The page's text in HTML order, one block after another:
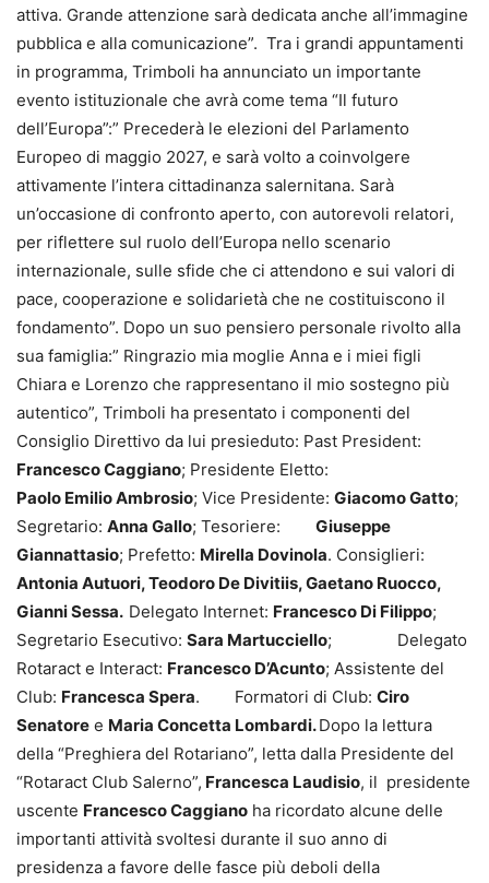
attiva. Grande attenzione sarà dedicata anche all’immagine
pubblica e alla comunicazione”. Tra i grandi appuntamenti
in programma, Trimboli ha annunciato un importante
evento istituzionale che avrà come tema “Il futuro
dell’Europa”:” Precederà le elezioni del Parlamento
Europeo di maggio 2027, e sarà volto a coinvolgere
attivamente l’intera cittadinanza salernitana. Sarà
un’occasione di confronto aperto, con autorevoli relatori,
per riflettere sul ruolo dell’Europa nello scenario
internazionale, sulle sfide che ci attendono e sui valori di
pace, cooperazione e solidarietà che ne costituiscono il
fondamento”. Dopo un suo pensiero personale rivolto alla
sua famiglia:” Ringrazio mia moglie Anna e i miei figli
Chiara e Lorenzo che rappresentano il mio sostegno più
autentico”, Trimboli ha presentato i componenti del
Consiglio Direttivo da lui presieduto: Past President:
Francesco Caggiano; Presidente Eletto:
Paolo Emilio Ambrosio; Vice Presidente: Giacomo Gatto;
Segretario: Anna Gallo; Tesoriere: Giuseppe
Giannattasio; Prefetto: Mirella Dovinola. Consiglieri:
Antonia Autuori, Teodoro De Divitiis, Gaetano Ruocco,
Gianni Sessa. Delegato Internet: Francesco Di Filippo;
Segretario Esecutivo: Sara Martucciello; Delegato
Rotaract e Interact: Francesco D’Acunto; Assistente del
Club: Francesca Spera. Formatori di Club: Ciro
Senatore e Maria Concetta Lombardi.Dopo la lettura
della “Preghiera del Rotariano”, letta dalla Presidente del
“Rotaract Club Salerno”, Francesca Laudisio, il presidente
uscente Francesco Caggiano ha ricordato alcune delle
importanti attività svoltesi durante il suo anno di
presidenza a favore delle fasce più deboli della